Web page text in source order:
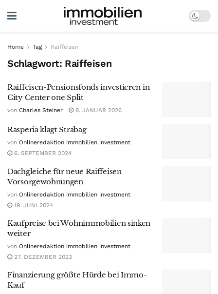
Home Tag Raiffeisen
Schlagwort: Raiffeisen
Raiffeisen-Pensionsfonds investieren in
City Center one Split
von Charles Steiner 8. JANUAR 2026
Rasperia klagt Strabag
von Onlineredaktion immobilien investment
6. SEPTEMBER 2024
Dachgleiche für neue Raiffeisen
Vorsorgewohnungen
von Onlineredaktion immobilien investment
19. JUNI 2024
Kaufpreise bei Wohnimmobilien sinken
weiter
von Onlineredaktion immobilien investment
27. DEZEMBER 2023
Finanzierung größte Hürde bei Immo-
Kauf